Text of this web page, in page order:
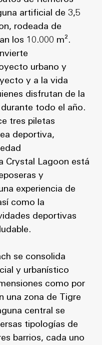
artificial de 3,5
rodeada de
los 10.000 m².
urbano y
y a la vida
disfrutan de la
todo el año.
tres piletas
deportiva,
Crystal Lagoon está
y
experiencia de
como la
deportivas
se consolida
y urbanístico
como por
una zona de Tigre
central se
tipologías de
barrios, cada uno